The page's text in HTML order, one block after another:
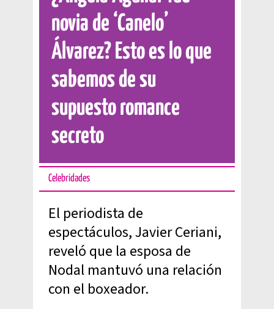
novia de ‘Canelo’
Álvarez? Esto es lo que
sabemos de su
supuesto romance
secreto
Celebridades
El periodista de
espectáculos, Javier Ceriani,
reveló que la esposa de
Nodal mantuvó una relación
con el boxeador.